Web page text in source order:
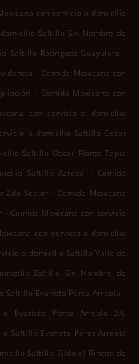
con servicio a domicilio
Saltillo Sin Nombre de
Saltillo Rodríguez Guayulera .
. Comida Mexicana con
. Comida Mexicana con
con servicio a domicilio
a domicilio Saltillo Oscar
Saltillo Oscar Flores Tapia
Saltillo Azteca . Comida
2do Sector . Comida Mexicana
. Comida Mexicana con servicio
con servicio a domicilio
a domicilio Saltillo Valle de
Saltillo Sin Nombre de
Saltillo Evaristo Pérez Arreola .
Evaristo Pérez Arreola 2A.
Saltillo Evaristo Pérez Arreola
Saltillo Ejido el Rincón de